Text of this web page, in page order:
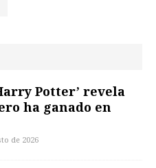
Potter’ revela
ha ganado en
de 2026